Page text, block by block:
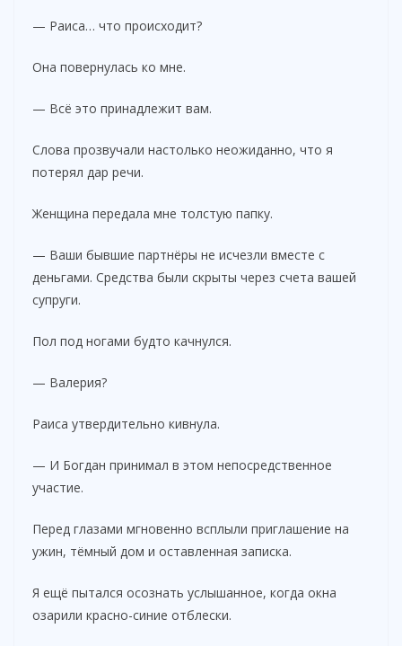
— Раиса… что происходит?
Она повернулась ко мне.
— Всё это принадлежит вам.
Слова прозвучали настолько неожиданно, что я
потерял дар речи.
Женщина передала мне толстую папку.
— Ваши бывшие партнёры не исчезли вместе с
деньгами. Средства были скрыты через счета вашей
супруги.
Пол под ногами будто качнулся.
— Валерия?
Раиса утвердительно кивнула.
— И Богдан принимал в этом непосредственное
участие.
Перед глазами мгновенно всплыли приглашение на
ужин, тёмный дом и оставленная записка.
Я ещё пытался осознать услышанное, когда окна
озарили красно-синие отблески.